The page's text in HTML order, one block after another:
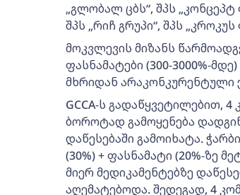
„გლობალ ცბს“, შპს „კონცეპტ
შპს „რიჩ გრუპი“, შპს „კროკუს
მოკვლევის მიზანს
ფასნამატები (300-3000%-
მხრიდან არაკონკურენტული
GCCA-ს გადაწყვეტილებით,
ბოროტად გამოყენება
დაწესებაში გამოიხატა.
(30%) + ფასნამატი (20%-ზე
მიერ მედიკამენტებზე
აღემატებოდა. შედეგად, 4